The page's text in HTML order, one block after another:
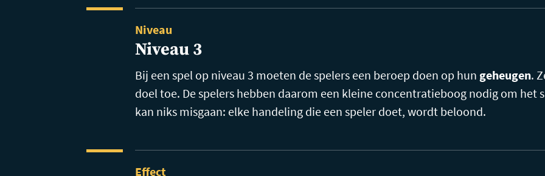
Niveau
Niveau 3
Bij een spel op niveau 3 moeten de spelers een beroep doen op hun geheugen.
doel toe. De spelers hebben daarom een kleine concentratieboog nodig om het
kan niks misgaan: elke handeling die een speler doet, wordt beloond.
Effect